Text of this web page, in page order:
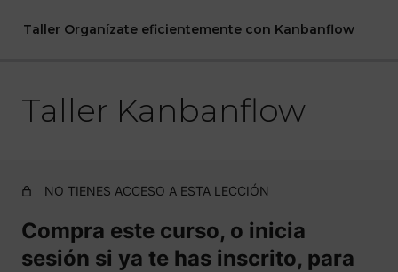
Taller Organízate eficientemente con Kanbanflow
Taller Kanbanflow
Taller Kanbanflow
NO TIENES ACCESO A ESTA LECCIÓN
Compra este curso, o inicia
sesión si ya te has inscrito, para